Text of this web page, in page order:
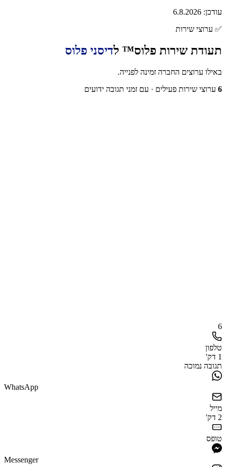
עודכן: 6.8.2026
✅ ערוצי שירות
תעודת שירות פלוס™ לדיסני פלוס
באילו ערוצים החברה זמינה לפנייה.
6 ערוצי שירות פעילים · עם זמני תגובה ידועים
6
טלפון
1 דק'
תגובה נמוכה
WhatsApp
מייל
2 דק'
טופס
Messenger